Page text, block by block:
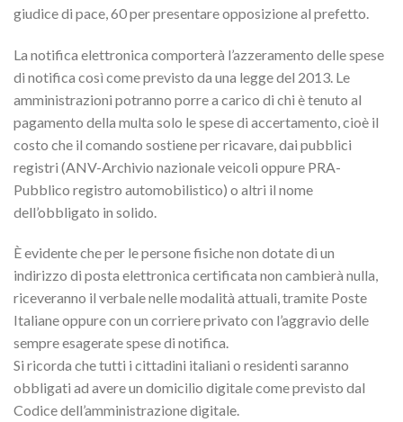
giudice di pace, 60 per presentare opposizione al prefetto.
La notifica elettronica comporterà l’azzeramento delle spese
di notifica così come previsto da una legge del 2013. Le
amministrazioni potranno porre a carico di chi è tenuto al
pagamento della multa solo le spese di accertamento, cioè il
costo che il comando sostiene per ricavare, dai pubblici
registri (ANV-Archivio nazionale veicoli oppure PRA-
Pubblico registro automobilistico) o altri il nome
dell’obbligato in solido.
È evidente che per le persone fisiche non dotate di un
indirizzo di posta elettronica certificata non cambierà nulla,
riceveranno il verbale nelle modalità attuali, tramite Poste
Italiane oppure con un corriere privato con l’aggravio delle
sempre esagerate spese di notifica.
Si ricorda che tutti i cittadini italiani o residenti saranno
obbligati ad avere un domicilio digitale come previsto dal
Codice dell’amministrazione digitale.